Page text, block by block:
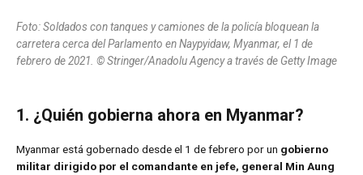
Foto: Soldados con tanques y camiones de la policía bloquean la
carretera cerca del Parlamento en Naypyidaw, Myanmar, el 1 de
febrero de 2021. © Stringer/Anadolu Agency a través de Getty Image
1. ¿Quién gobierna ahora en Myanmar?
Myanmar está gobernado desde el 1 de febrero por un gobierno
militar dirigido por el comandante en jefe, general Min Aung